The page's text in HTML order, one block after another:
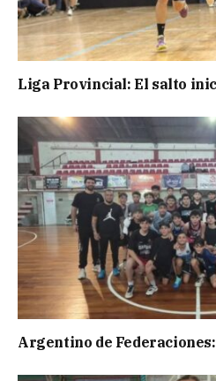
Liga Provincial: El salto
Argentino de